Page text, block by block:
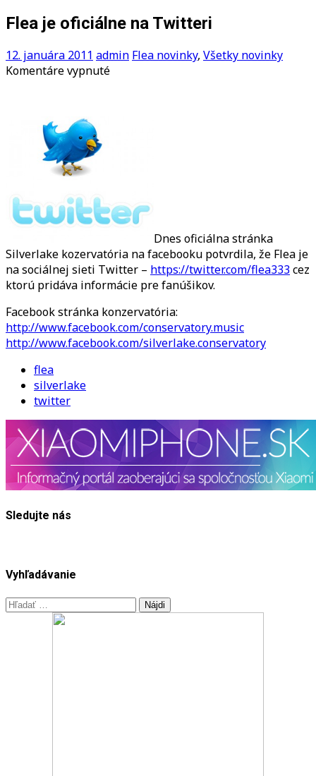
Flea je oficiálne na Twitteri
12. januára 2011 admin Flea novinky, Všetky novinky
Komentáre vypnuténa
Dnes oficiálna stránka
Silverlake kozervatória na facebooku potvrdila, že Flea je
na sociálnej sieti Twitter – https://twitter.com/flea333cez
ktorú pridáva informácie pre fanúšikov.
Facebook stránka konzervatória:
http://www.facebook.com/conservatory.music
http://www.facebook.com/silverlake.conservatory
flea
silverlake
twitter
Sledujte nás
Vyhľadávanie
Hľadať: